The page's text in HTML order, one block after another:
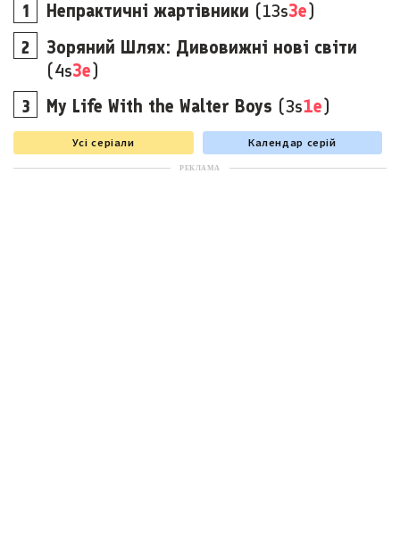
Непрактичні жартівники (13s3e)
Зоряний Шлях: Дивовижні нові світи
(4s3e)
My Life With the Walter Boys (3s1e)
Усі серіали Календар серій
РЕКЛАМА